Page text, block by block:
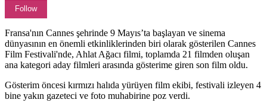
Follow
Fransa'nın Cannes şehrinde 9 Mayıs’ta başlayan ve sinema
dünyasının en önemli etkinliklerinden biri olarak gösterilen Cannes
Film Festivali'nde, Ahlat Ağacı filmi, toplamda 21 filmden oluşan
ana kategori aday filmleri arasında gösterime giren son film oldu.
Gösterim öncesi kırmızı halıda yürüyen film ekibi, festivali izleyen 4
bine yakın gazeteci ve foto muhabirine poz verdi.